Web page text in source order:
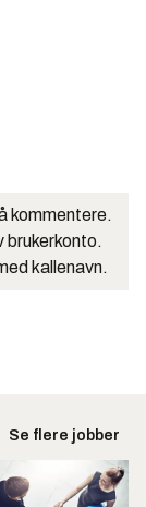
kommentere.
brukerkonto.
kallenavn.
Se flere jobber